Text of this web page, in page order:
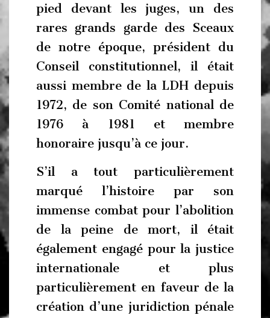
pied devant les juges, un des
rares grands garde des Sceaux
de notre époque, président du
Conseil constitutionnel, il était
aussi membre de la LDH depuis
1972, de son Comité national de
1976 à 1981 et membre
honoraire jusqu’à ce jour.
S’il a tout particulièrement
marqué l’histoire par son
immense combat pour l’abolition
de la peine de mort, il était
également engagé pour la justice
internationale et plus
particulièrement en faveur de la
création d’une juridiction pénale